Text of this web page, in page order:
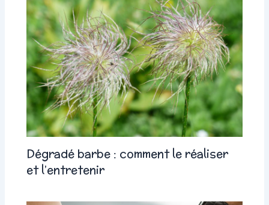
Dégradé barbe : comment le réaliser
et l’entretenir